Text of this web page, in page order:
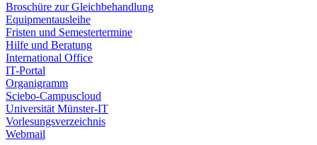
Broschüre zur Gleichbehandlung
Equipmentausleihe
Fristen und Semestertermine
Hilfe und Beratung
International Office
IT-Portal
Organigramm
Sciebo-Campuscloud
Universität Münster-IT
Vorlesungsverzeichnis
Webmail